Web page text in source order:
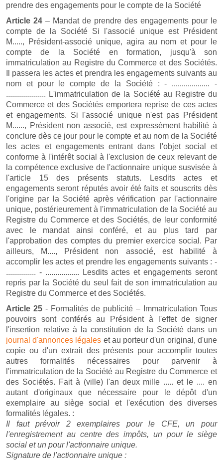
prendre des engagements pour le compte de la Société
Article 24 – Mandat de prendre des engagements pour le
compte de la Société Si l'associé unique est Président
M....., Président-associé unique, agira au nom et pour le
compte de la Société en formation, jusqu'à son
immatriculation au Registre du Commerce et des Sociétés.
Il passera les actes et prendra les engagements suivants au
nom et pour le compte de la Société : - ................... -
.................... L'immatriculation de la Société au Registre du
Commerce et des Sociétés emportera reprise de ces actes
et engagements. Si l'associé unique n'est pas Président
M......, Président non associé, est expressément habilité à
conclure dès ce jour pour le compte et au nom de la Société
les actes et engagements entrant dans l'objet social et
conforme à l'intérêt social à l'exclusion de ceux relevant de
la compétence exclusive de l'actionnaire unique susvisée à
l'article 15 des présents statuts. Lesdits actes et
engagements seront réputés avoir été faits et souscrits dès
l'origine par la Société après vérification par l'actionnaire
unique, postérieurement à l'immatriculation de la Société au
Registre du Commerce et des Sociétés, de leur conformité
avec le mandat ainsi conféré, et au plus tard par
l'approbation des comptes du premier exercice social. Par
ailleurs, M...., Président non associé, est habilité à
accomplir les actes et prendre les engagements suivants : -
............... - ................. Lesdits actes et engagements seront
repris par la Société du seul fait de son immatriculation au
Registre du Commerce et des Sociétés.
Article 25 - Formalités de publicité – Immatriculation Tous
pouvoirs sont conférés au Président à l'effet de signer
l'insertion relative à la constitution de la Société dans un
journal d'annonces légales et au porteur d'un original, d'une
copie ou d'un extrait des présents pour accomplir toutes
autres formalités nécessaires pour parvenir à
l'immatriculation de la Société au Registre du Commerce et
des Sociétés. Fait à (ville) l'an deux mille ..... et le .... en
autant d'originaux que nécessaire pour le dépôt d'un
exemplaire au siège social et l'exécution des diverses
formalités légales. :
Il faut prévoir 2 exemplaires pour le CFE, un pour
l'enregistrement au centre des impôts, un pour le siège
social et un pour l'actionnaire unique.
Signature de l'actionnaire unique :